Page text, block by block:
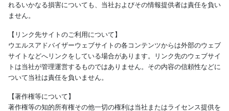
れるいかなる損害についても、当社およびその情報提供者は責任を負い
ません。
【リンク先サイトのご利用について】
ウエルスアドバイザーウェブサイトの各コンテンツからは外部のウェブ
サイトなどへリンクをしている場合があります。リンク先のウェブサイ
トは当社が管理運営するものではありません。その内容の信頼性などに
ついて当社は責任を負いません。
【著作権等について】
著作権等の知的所有権その他一切の権利は当社またはライセンス提供を